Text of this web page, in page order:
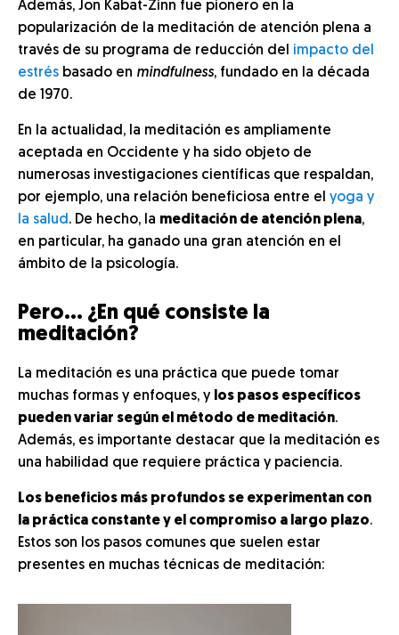
Además, Jon Kabat-Zinn fue pionero en la
popularización de la meditación de atención plena a
través de su programa de reducción del impacto del
estrés basado en mindfulness, fundado en la década
de 1970.
En la actualidad, la meditación es ampliamente
aceptada en Occidente y ha sido objeto de
numerosas investigaciones científicas que respaldan,
por ejemplo, una relación beneficiosa entre el yoga y
la salud. De hecho, la meditación de atención plena,
en particular, ha ganado una gran atención en el
ámbito de la psicología.
Pero… ¿En qué consiste la
meditación?
La meditación es una práctica que puede tomar
muchas formas y enfoques, y los pasos específicos
pueden variar según el método de meditación.
Además, es importante destacar que la meditación es
una habilidad que requiere práctica y paciencia.
Los beneficios más profundos se experimentan con
la práctica constante y el compromiso a largo plazo.
Estos son los pasos comunes que suelen estar
presentes en muchas técnicas de meditación: